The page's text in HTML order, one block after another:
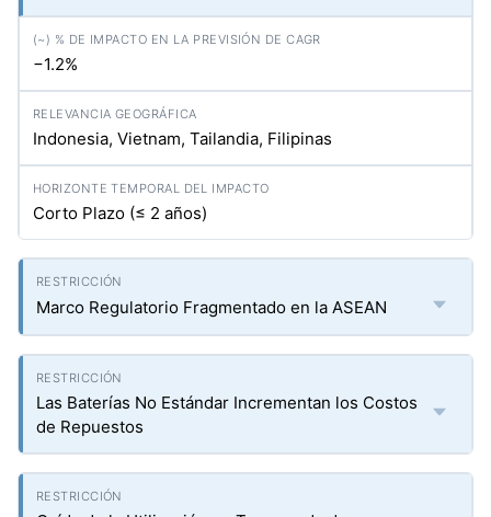
−1.2%
Indonesia, Vietnam, Tailandia, Filipinas
Corto Plazo (≤ 2 años)
Marco Regulatorio Fragmentado en la ASEAN
Las Baterías No Estándar Incrementan los Costos
de Repuestos